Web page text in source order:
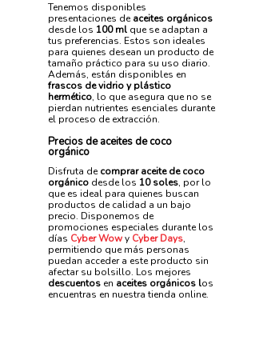
Tenemos disponibles
presentaciones deaceites orgánicos
desde los 100 ml que se adaptan a
tus preferencias. Estos son ideales
para quienes desean un producto de
tamaño práctico para su uso diario.
Además, están disponibles en
frascos de vidrio y plástico
hermético, lo que asegura que no se
pierdan nutrientes esenciales durante
el proceso de extracción.
Precios de aceites de coco
orgánico
Disfruta decomprar aceite de coco
orgánico desde los 10 soles, por lo
que es ideal para quienes buscan
productos de calidad a un bajo
precio. Disponemos de
promociones especiales durante los
días Cyber Wowy Cyber Days,
permitiendo que más personas
puedan acceder a este producto sin
afectar su bolsillo. Los mejores
descuentos en aceites orgánicos los
encuentras en nuestra tienda online.